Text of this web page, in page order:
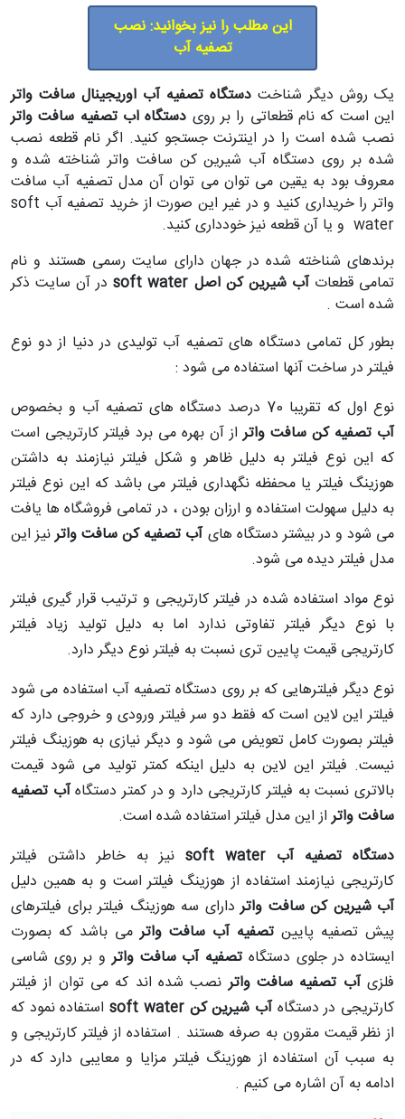
این مطلب را نیز بخوانید: نصب
تصفیه آب
یک روش دیگر شناخت دستگاه تصفیه آب اوریجینال سافت واتر
این است که نام قطعاتی را بر روی دستگاه اب تصفیه سافت واتر
نصب شده است را در اینترنت جستجو کنید. اگر نام قطعه نصب
شده بر روی دستگاه آب شیرین کن سافت واتر شناخته شده و
معروف بود به یقین می توان می توان آن مدل تصفیه آب سافت
واتر را خریداری کنید و در غیر این صورت از خرید تصفیه آب soft
water و یا آن قطعه نیز خودداری کنید.
برندهای شناخته شده در جهان دارای سایت رسمی هستند و نام
تمامی قطعات آب شیرین کن اصل soft water
در آن سایت ذکر
شده است .
بطور کل تمامی دستگاه های تصفیه آب تولیدی در دنیا از دو نوع
فیلتر در ساخت آنها استفاده می شود :
نوع اول که تقریبا 70 درصد دستگاه های تصفیه آب و بخصوص
آب تصفیه کن سافت واتراز آن بهره می برد فیلتر کارتریجی است
که این نوع فیلتر به دلیل ظاهر و شکل فیلتر نیازمند به داشتن
هوزینگ فیلتر یا محفظه نگهداری فیلتر می باشد که این نوع فیلتر
به دلیل سهولت استفاده و ارزان بودن ، در تمامی فروشگاه ها یافت
می شود و در بیشتر دستگاه هایآب تصفیه کن سافت واترنیز این
مدل فیلتر دیده می شود.
نوع مواد استفاده شده در فیلتر کارتریجی و ترتیب قرار گیری فیلتر
با نوع دیگر فیلتر تفاوتی ندارد اما به دلیل تولید زیاد فیلتر
کارتریجی قیمت پایین تری نسبت به فیلتر نوع دیگر دارد.
نوع دیگر فیلترهایی که بر روی دستگاه تصفیه آب استفاده می شود
فیلتر این لاین است که فقط دو سر فیلتر ورودی و خروجی دارد که
فیلتر بصورت کامل تعویض می شود و دیگر نیازی به هوزینگ فیلتر
نیست. فیلتر این لاین به دلیل اینکه کمتر تولید می شود قیمت
بالاتری نسبت به فیلتر کارتریجی دارد و در کمتر دستگاهآب تصفیه
سافت واتراز این مدل فیلتر استفاده شده است.
دستگاه تصفیه آب soft water نیز به خاطر داشتن فیلتر
کارتریجی نیازمند استفاده از هوزینگ فیلتر است و به همین دلیل
آب شیرین کن سافت واتردارای سه هوزینگ فیلتر برای فیلترهای
پیش تصفیه پایین تصفیه آب سافت واترمی باشد که بصورت
ایستاده در جلوی دستگاه تصفیه آب سافت واترو بر روی شاسی
فلزیآب تصفیه سافت واترنصب شده اند که می توان از فیلتر
کارتریجی در دستگاهآب شیرین کن soft water
استفاده نمود که
از نظر قیمت مقرون به صرفه هستند . استفاده از فیلتر کارتریجی و
به سبب آن استفاده از هوزینگ فیلتر مزایا و معایبی دارد که در
ادامه به آن اشاره می کنیم .